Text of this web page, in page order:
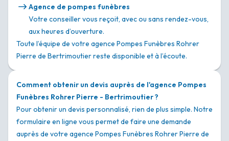
Agence de pompes funèbres
Votre conseiller vous reçoit, avec ou sans rendez-vous,
aux heures d’ouverture.
Toute l’équipe de votre agence Pompes Funèbres Rohrer
Pierre de Bertrimoutier reste disponible et à l’écoute.
Comment obtenir un devis auprès de l'agence Pompes
Funèbres Rohrer Pierre - Bertrimoutier ?
Pour obtenir un devis personnalisé, rien de plus simple. Notre
formulaire en ligne vous permet de faire une demande
auprès de votre agence Pompes Funèbres Rohrer Pierre de